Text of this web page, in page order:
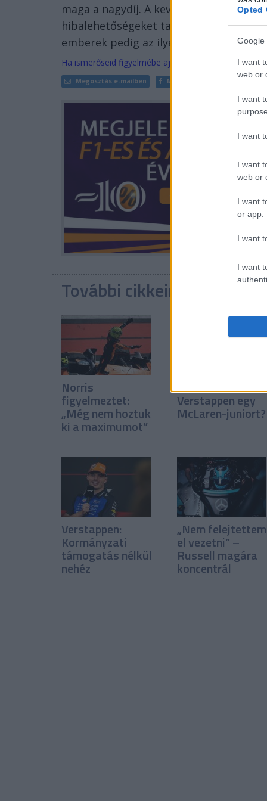
Opted
Google
I want
web or
I want
I want
I want
web or
I want
or app.
I want
I want
maga a nagydíj. A kevesebb
hibalehetőségeket tartogató sprinttel
emberek pedig az ilyen versenyeket
Ha ismerőseid figyelmébe ajánlanád a cikket,
Megosztás e-mailben Megosztás Facebookon
További cikkeink a
Norris
figyelmeztet:
„Még nem hoztuk
ki a maximumot”
Miért karolt fel
Verstappen egy
McLaren-juniort?
Verstappen:
Kormányzati
támogatás nélkül
nehéz
„Nem felejtettem
el vezetni” –
Russell magára
koncentrál